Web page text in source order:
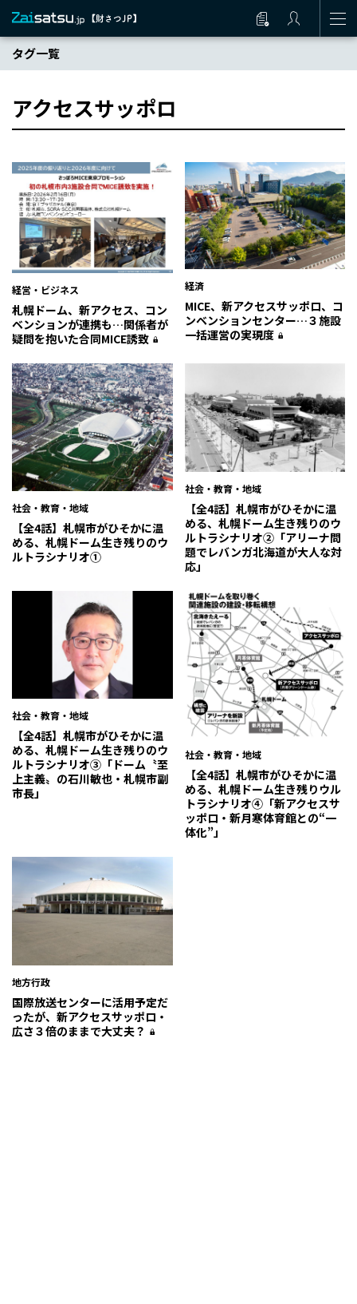
タグ一覧
アクセスサッポロ
経営・ビジネス
札幌ドーム、新アクセス、コン
ベンションが連携も…関係者が
疑問を抱いた合同MICE誘致
経済
MICE、新アクセスサッポロ、コ
ンベンションセンター…３施設
一括運営の実現度
社会・教育・地域
【全4話】札幌市がひそかに温
める、札幌ドーム生き残りのウ
ルトラシナリオ①
社会・教育・地域
【全4話】札幌市がひそかに温
める、札幌ドーム生き残りのウ
ルトラシナリオ②「アリーナ問
題でレバンガ北海道が大人な対
応」
社会・教育・地域
【全4話】札幌市がひそかに温
める、札幌ドーム生き残りのウ
ルトラシナリオ③「ドーム〝至
上主義〟の石川敏也・札幌市副
市長」
社会・教育・地域
【全4話】札幌市がひそかに温
める、札幌ドーム生き残りウル
トラシナリオ④「新アクセスサ
ッポロ・新月寒体育館との“一
体化”」
地方行政
国際放送センターに活用予定だ
ったが、新アクセスサッポロ・
広さ３倍のままで大丈夫？